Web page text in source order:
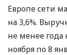
Европе сети
на 3,6%.
не менее года
ноября по 8